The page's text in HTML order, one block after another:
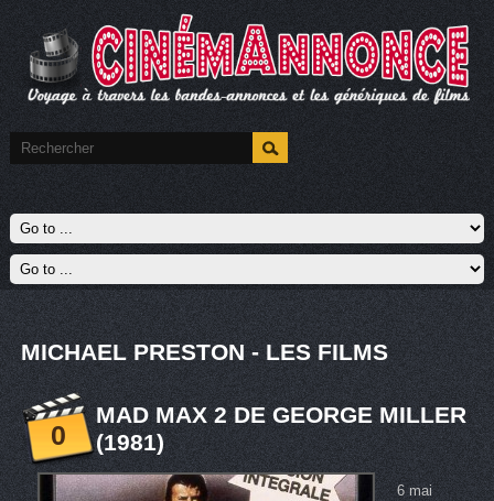
MICHAEL PRESTON - LES FILMS
0
MAD MAX 2 DE GEORGE MILLER
(1981)
6 mai